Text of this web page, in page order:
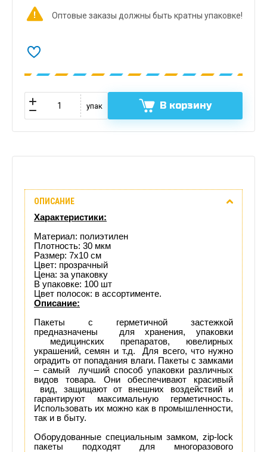
Оптовые заказы должны быть кратны упаковке!
упак В корзину
Отзывы
(0)
Доставка
этого
товара
ОПИСАНИЕ
Характеристики:
Материал: полиэтилен
Плотность: 30 мкм
Размер: 7х10 см
Цвет: прозрачный
Цена: за упаковку
В упаковке: 100 шт
Цвет полосок: в ассортименте.
Описание:
Пакеты с герметичной застежкой
предназначены для хранения, упаковки
медицинских препаратов, ювелирных
украшений, семян и т.д. Для всего, что нужно
оградить от попадания влаги. Пакеты с замками
– самый лучший способ упаковки различных
видов товара. Они обеспечивают красивый
вид, защищают от внешних воздействий и
гарантируют максимальную герметичность.
Использовать их можно как в промышленности,
так и в быту.
Оборудованные специальным замком, zip-lock
пакеты подходят для многоразового